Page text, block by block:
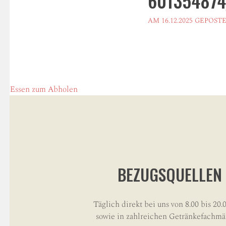
AM 16.12.2025
POST
Essen zum Abholen
BEZUGSQUELLEN
Täglich direkt bei uns von 8.00 bis
sowie in zahlreichen